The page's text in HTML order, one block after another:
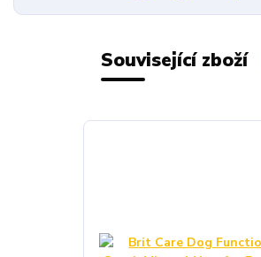
Související zboží